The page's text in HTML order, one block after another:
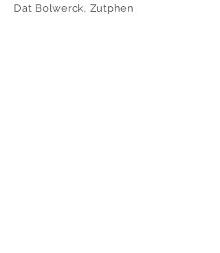
Dat Bolwerck, Zutphen